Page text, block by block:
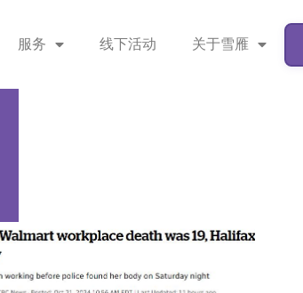
服务 线下活动 关于雪雁